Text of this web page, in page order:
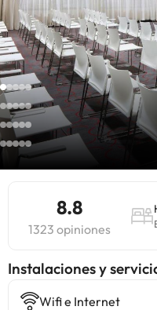
8.8
1323 opiniones
Instalaciones y
Wifi e Internet